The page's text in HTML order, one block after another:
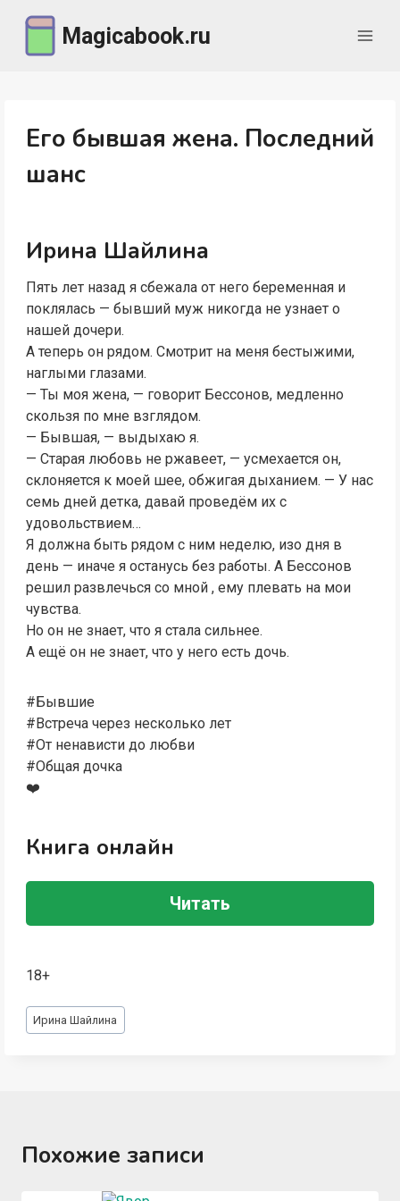
содержимому
Magicabook.ru
Его бывшая жена. Последний
шанс
Ирина Шайлина
Пять лет назад я сбежала от него беременная и
поклялась — бывший муж никогда не узнает о
нашей дочери.
А теперь он рядом. Смотрит на меня бестыжими,
наглыми глазами.
— Ты моя жена, — говорит Бессонов, медленно
скользя по мне взглядом.
— Бывшая, — выдыхаю я.
— Старая любовь не ржавеет, — усмехается он,
склоняется к моей шее, обжигая дыханием. — У нас
семь дней детка, давай проведём их с
удовольствием…
Я должна быть рядом с ним неделю, изо дня в
день — иначе я останусь без работы. А Бессонов
решил развлечься со мной , ему плевать на мои
чувства.
Но он не знает, что я стала сильнее.
А ещё он не знает, что у него есть дочь.
#Бывшие
#Встреча через несколько лет
#От ненависти до любви
#Общая дочка
❤️
Книга онлайн
Читать
18+
Метки
записи:
Ирина Шайлина
Похожие записи